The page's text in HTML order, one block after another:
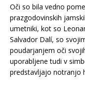
Oči so bila vedno
prazgodovinskih
umetniki, kot so
Salvador Dalí, so
poudarjanjem oči
uporabljene tudi v
predstavljajo notranjo